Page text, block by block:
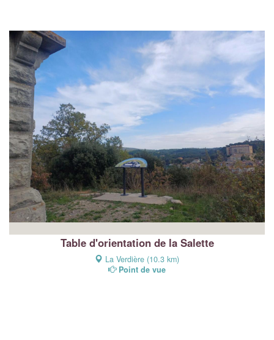
Table d'orientation de la Salette
La Verdière (10.3 km)
Point de vue